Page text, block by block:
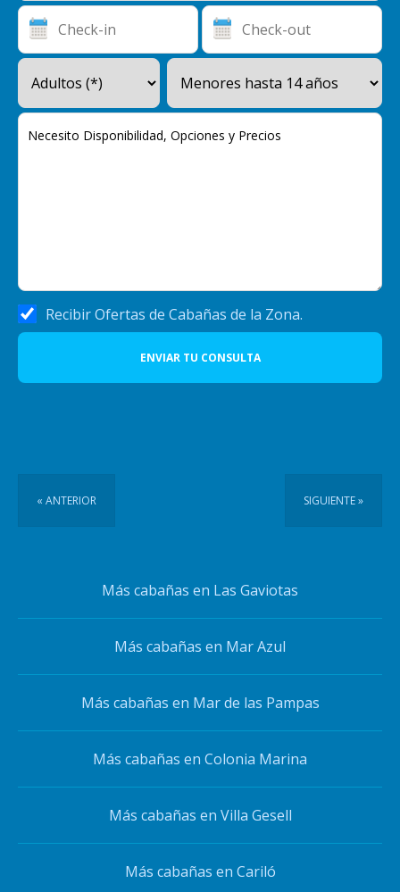
Recibir Ofertas de Cabañas de la Zona.
ENVIAR TU CONSULTA
« ANTERIOR SIGUIENTE »
Más cabañas en Las Gaviotas
Más cabañas en Mar Azul
Más cabañas en Mar de las Pampas
Más cabañas en Colonia Marina
Más cabañas en Villa Gesell
Más cabañas en Cariló